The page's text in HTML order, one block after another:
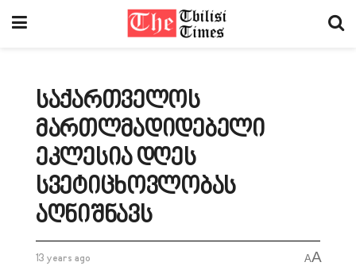
საქართველოს
მართლმადიდებელი
ეკლესია დღეს
სვეტიცხოვლობას
აღნიშნავს
13 years ago AA